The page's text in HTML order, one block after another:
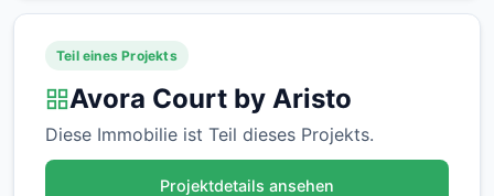
Teil eines Projekts
Avora Court by Aristo
Diese Immobilie ist Teil dieses Projekts.
Projektdetails ansehen